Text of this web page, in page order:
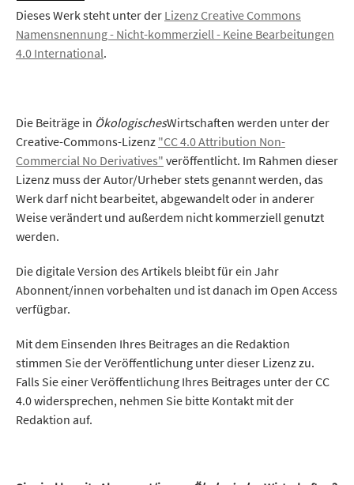
Dieses Werk steht unter der Lizenz Creative Commons
Namensnennung - Nicht-kommerziell - Keine Bearbeitungen
4.0 International.
Die Beiträge in ÖkologischesWirtschaften werden unter der
Creative-Commons-Lizenz "CC 4.0 Attribution Non-
Commercial No Derivatives" veröffentlicht. Im Rahmen dieser
Lizenz muss der Autor/Urheber stets genannt werden, das
Werk darf nicht bearbeitet, abgewandelt oder in anderer
Weise verändert und außerdem nicht kommerziell genutzt
werden.
Die digitale Version des Artikels bleibt für ein Jahr
Abonnent/innen vorbehalten und ist danach im Open Access
verfügbar.
Mit dem Einsenden Ihres Beitrages an die Redaktion
stimmen Sie der Veröffentlichung unter dieser Lizenz zu.
Falls Sie einer Veröffentlichung Ihres Beitrages unter der CC
4.0 widersprechen, nehmen Sie bitte Kontakt mit der
Redaktion auf.